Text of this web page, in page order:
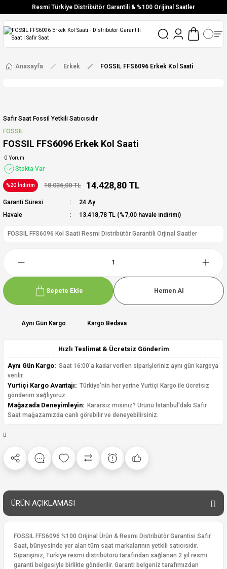
Resmi Türkiye Distribütör Garantili & %100 Orijinal Saatler
Vade Farksız 6 Taksit
Ücretsiz Kargo
Anasayfa Erkek FOSSIL FFS6096 Erkek Kol Saati
Safir Saat Fossil Yetkili Satıcısıdır
FOSSIL
FOSSIL FFS6096 Erkek Kol Saati
0 Yorum
Stokta Var
%20 İndirim 18.036,00 TL 14.428,80 TL
Garanti Süresi
24 Ay
Havale
13.418,78 TL (%7,00 havale indirimi)
FOSSIL FFS6096 Kol Saati Resmi Distribütör Garantili Orjinal Saatler
Sepete Ekle Hemen Al
Aynı Gün Kargo Kargo Bedava
Hızlı Teslimat & Ücretsiz Gönderim
Aynı Gün Kargo: Saat 16:00'a kadar verilen siparişleriniz aynı gün kargoya
verilir.
Yurtiçi Kargo Avantajı: Türkiye'nin her yerine Yurtiçi Kargo ile ücretsiz
gönderim sağlıyoruz.
Mağazada Deneyimleyin: Kararsız mısınız? Ürünü İstanbul'daki Safir
Saat mağazamızda canlı görebilir ve deneyebilirsiniz.
ÜRÜN AÇIKLAMASI
FOSSIL FFS6096 %100 Orijinal Ürün & Resmi Distribütör Garantisi Safir
Saat, bünyesinde yer alan tüm saat markalarının yetkili satıcısıdır.
Siparişiniz, Türkiye resmi distribütörü tarafından sağlanan 2 yıl resmi
garanti belgesiyle birlikte gönderilir. Garanti belgeniz tarafımızdan